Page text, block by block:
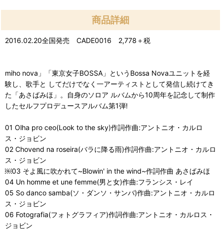
商品詳細
2016.02.20全国発売 CADE0016 2,778＋税
miho nova」「東京女子BOSSA」というBossa Novaユニットを経
験し、歌手と してだけでなく一アーティストとして発信し続けてき
た「あさばみほ」。自身のソロア ルバムから10周年を記念して制作
したセルフプロデュースアルバム第1弾!
01 Olha pro ceo(Look to the sky)作詞作曲:アントニオ・カルロ
ス・ジョビン
02 Chovend na roseira(バラに降る雨)作詞作曲:アントニオ・カルロ
ス・ジョビン
￼03 そよ風に吹かれて~Blowin' in the wind~作詞作曲 あさばみほ
04 Un homme et une femme(男と女)作曲:フランシス・レイ
05 So danco samba(ソ・ダンソ・サンバ)作曲:アントニオ・カルロ
ス・ジョビン
06 Fotografia(フォトグラフィア)作詞作曲:アントニオ・カルロス・
ジョビン